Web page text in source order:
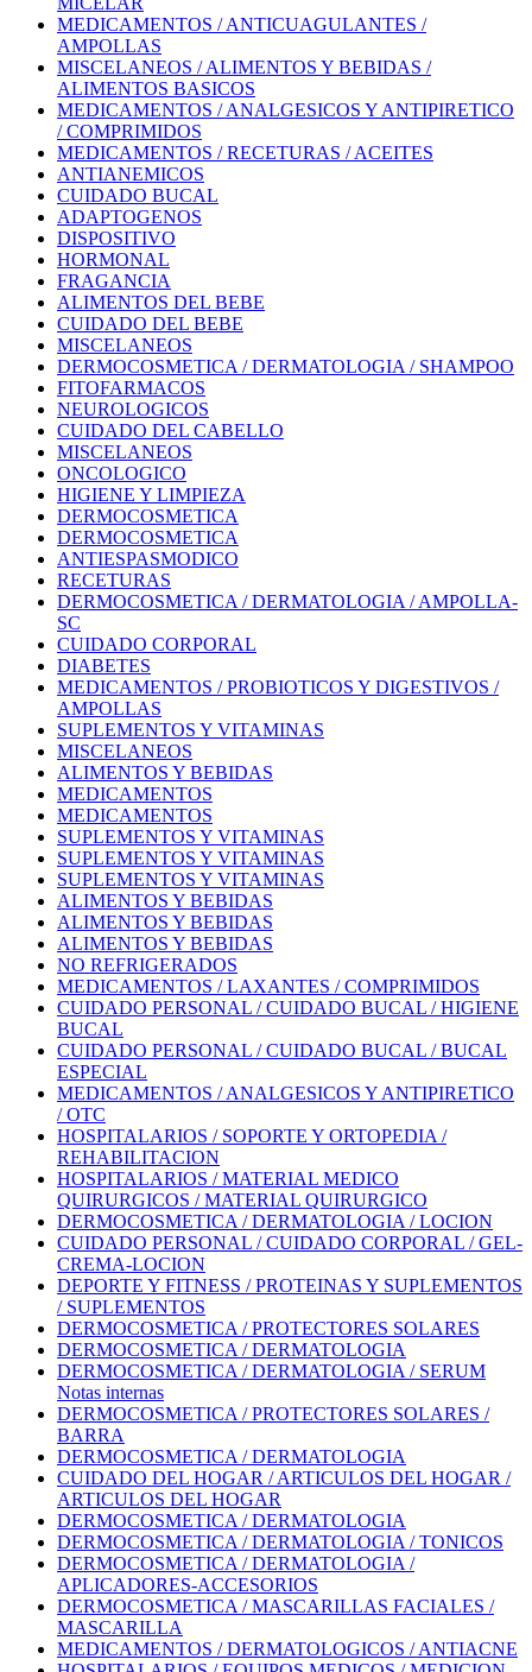
MEDICAMENTOS / ANTICUAGULANTES /
AMPOLLAS
MISCELANEOS / ALIMENTOS Y BEBIDAS /
ALIMENTOS BASICOS
MEDICAMENTOS / ANALGESICOS Y ANTIPIRETICO
/ COMPRIMIDOS
MEDICAMENTOS / RECETURAS / ACEITES
ANTIANEMICOS
CUIDADO BUCAL
ADAPTOGENOS
DISPOSITIVO
HORMONAL
FRAGANCIA
ALIMENTOS DEL BEBE
CUIDADO DEL BEBE
MISCELANEOS
DERMOCOSMETICA / DERMATOLOGIA / SHAMPOO
FITOFARMACOS
NEUROLOGICOS
CUIDADO DEL CABELLO
MISCELANEOS
ONCOLOGICO
HIGIENE Y LIMPIEZA
DERMOCOSMETICA
DERMOCOSMETICA
ANTIESPASMODICO
RECETURAS
DERMOCOSMETICA / DERMATOLOGIA / AMPOLLA-
SC
CUIDADO CORPORAL
DIABETES
MEDICAMENTOS / PROBIOTICOS Y DIGESTIVOS /
AMPOLLAS
SUPLEMENTOS Y VITAMINAS
MISCELANEOS
ALIMENTOS Y BEBIDAS
MEDICAMENTOS
MEDICAMENTOS
SUPLEMENTOS Y VITAMINAS
SUPLEMENTOS Y VITAMINAS
SUPLEMENTOS Y VITAMINAS
ALIMENTOS Y BEBIDAS
ALIMENTOS Y BEBIDAS
ALIMENTOS Y BEBIDAS
NO REFRIGERADOS
MEDICAMENTOS / LAXANTES / COMPRIMIDOS
CUIDADO PERSONAL / CUIDADO BUCAL / HIGIENE
BUCAL
CUIDADO PERSONAL / CUIDADO BUCAL / BUCAL
ESPECIAL
MEDICAMENTOS / ANALGESICOS Y ANTIPIRETICO
/ OTC
HOSPITALARIOS / SOPORTE Y ORTOPEDIA /
REHABILITACION
HOSPITALARIOS / MATERIAL MEDICO
QUIRURGICOS / MATERIAL QUIRURGICO
DERMOCOSMETICA / DERMATOLOGIA / LOCION
CUIDADO PERSONAL / CUIDADO CORPORAL / GEL-
CREMA-LOCION
DEPORTE Y FITNESS / PROTEINAS Y SUPLEMENTOS
/ SUPLEMENTOS
DERMOCOSMETICA / PROTECTORES SOLARES
DERMOCOSMETICA / DERMATOLOGIA
DERMOCOSMETICA / DERMATOLOGIA / SERUM
Notas internas
DERMOCOSMETICA / PROTECTORES SOLARES /
BARRA
DERMOCOSMETICA / DERMATOLOGIA
CUIDADO DEL HOGAR / ARTICULOS DEL HOGAR /
ARTICULOS DEL HOGAR
DERMOCOSMETICA / DERMATOLOGIA
DERMOCOSMETICA / DERMATOLOGIA / TONICOS
DERMOCOSMETICA / DERMATOLOGIA /
APLICADORES-ACCESORIOS
DERMOCOSMETICA / MASCARILLAS FACIALES /
MASCARILLA
MEDICAMENTOS / DERMATOLOGICOS / ANTIACNE